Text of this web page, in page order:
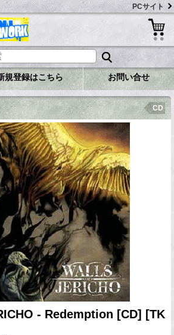
PCサイト
規登録はこちら お問い合せ
CD
- Redemption [CD] [TK